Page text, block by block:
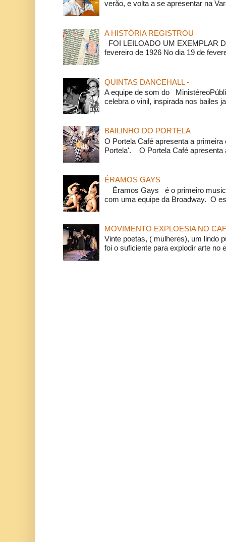
verão, e volta a se apresentar na
A HISTÓRIA REGISTROU
FOI LEILOADO UM EXEMPLAR
fevereiro de 1926 No dia 19 de
QUINTAS DANCEHALL -
A equipe de som do
celebra o vinil, inspirada nos bailes
BAILINHO DO PORTELA
O Portela Café apresenta a
Portela'. O Portela Café apresenta
ÉRAMOS GAYS
Éramos Gays é o primeiro
com uma equipe da Broadway. O
MOVIMENTO EXPLOESIA NO
Vinte poetas, ( mulheres), um lindo
foi o suficiente para explodir arte no